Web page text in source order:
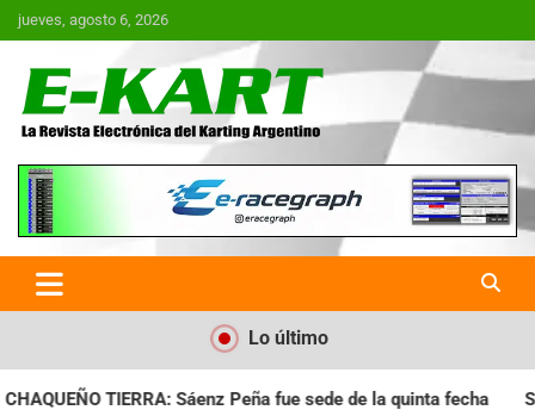
Saltar
al
jueves, agosto 6, 2026
E-Kart.com.ar | La Revista
Electrónica del Karting en
Argentina
Lo último
fue sede de la quinta fecha SANTIAGUEÑO: Se cumplió con